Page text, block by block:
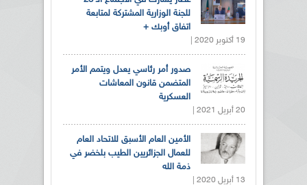
للجنة الوزارية المشتركة لمتابعة
اتفاق أوبك +
19 أكتوبر 2020 |
صدور أمر رئاسي يعدل ويتمم الأمر
المتضمن قانون المعاشات
العسكرية
20 أبريل 2021 |
الأمين العام الأسبق للاتحاد العام
للعمال الجزائريين الطيب بلخضر في
ذمة الله
13 أبريل 2020 |